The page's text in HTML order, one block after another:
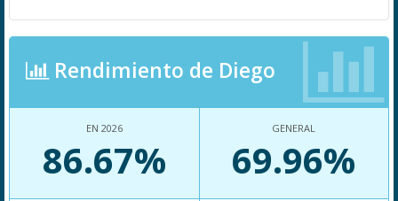
Rendimiento de Diego
EN 2026
86.67%
GENERAL
69.96%